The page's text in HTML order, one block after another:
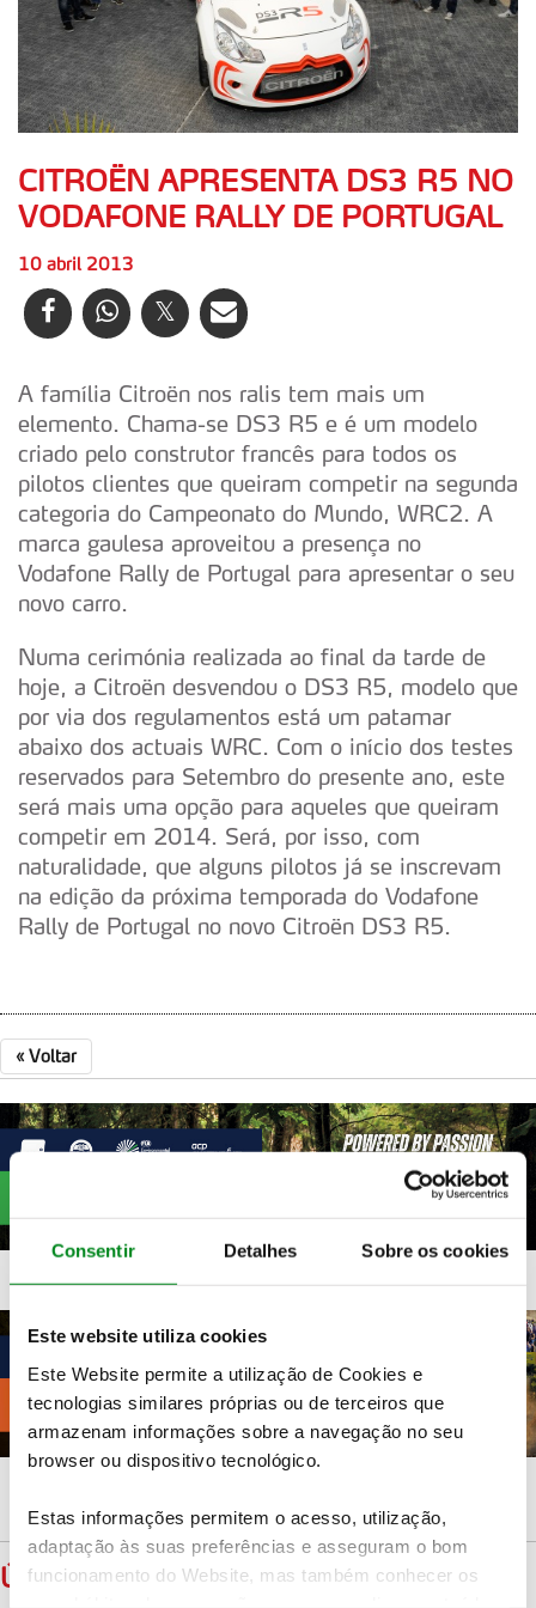
Consentir Detalhes Sobre os cookies
Este website utiliza cookies
Este Website permite a utilização de Cookies e
tecnologias similares próprias ou de terceiros que
armazenam informações sobre a navegação no seu
browser ou dispositivo tecnológico.
Estas informações permitem o acesso, utilização,
adaptação às suas preferências e asseguram o bom
funcionamento do Website, mas também conhecer os
CITROËN APRESENTA DS3 R5 NO
VODAFONE RALLY DE PORTUGAL
10 abril 2013
A família Citroën nos ralis tem mais um
elemento. Chama-se DS3 R5 e é um modelo
criado pelo construtor francês para todos os
pilotos clientes que queiram competir na segunda
categoria do Campeonato do Mundo, WRC2. A
marca gaulesa aproveitou a presença no
Vodafone Rally de Portugal para apresentar o seu
novo carro.
Numa cerimónia realizada ao final da tarde de
hoje, a Citroën desvendou o DS3 R5, modelo que
por via dos regulamentos está um patamar
abaixo dos actuais WRC. Com o início dos testes
reservados para Setembro do presente ano, este
será mais uma opção para aqueles que queiram
competir em 2014. Será, por isso, com
naturalidade, que alguns pilotos já se inscrevam
na edição da próxima temporada do Vodafone
Rally de Portugal no novo Citroën DS3 R5.
« Voltar
ÚLTIMAS